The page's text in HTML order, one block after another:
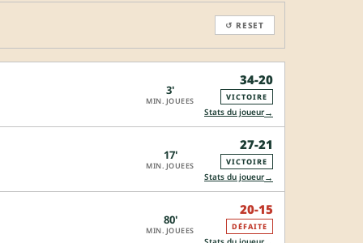
↺ RESET
3'
MIN. JOUEES
34-20
VICTOIRE
Stats du joueur→
17'
MIN. JOUEES
27-21
VICTOIRE
Stats du joueur→
80'
MIN. JOUEES
20-15
DÉFAITE